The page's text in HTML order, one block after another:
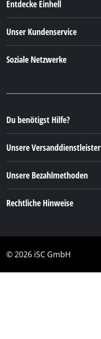
Entdecke Einhell
Unser Kundenservice
Soziale Netzwerke
Du benötigst Hilfe?
Unsere Versanddienstleister
Unsere Bezahlmethoden
Rechtliche Hinweise
© 2026 iSC GmbH